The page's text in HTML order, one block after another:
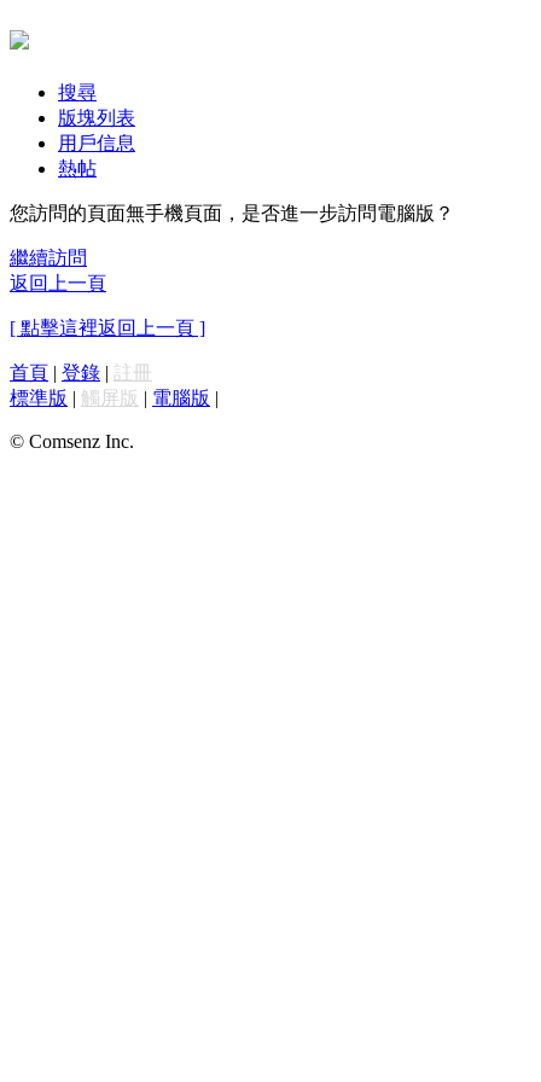
搜尋
版塊列表
用戶信息
熱帖
您訪問的頁面無手機頁面，是否進一步訪問電腦版？
繼續訪問
返回上一頁
[ 點擊這裡返回上一頁 ]
首頁 | 登錄 | 註冊
標準版 | 觸屏版 | 電腦版 |
© Comsenz Inc.